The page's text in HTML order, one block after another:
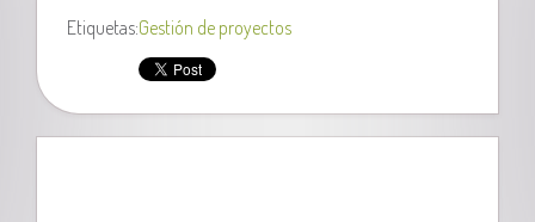
Etiquetas:Gestión de proyectos